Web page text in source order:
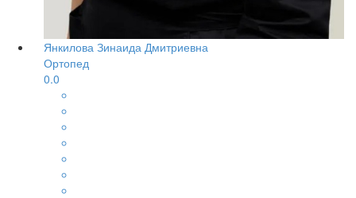
Янкилова Зинаида Дмитриевна
Ортопед
0.0